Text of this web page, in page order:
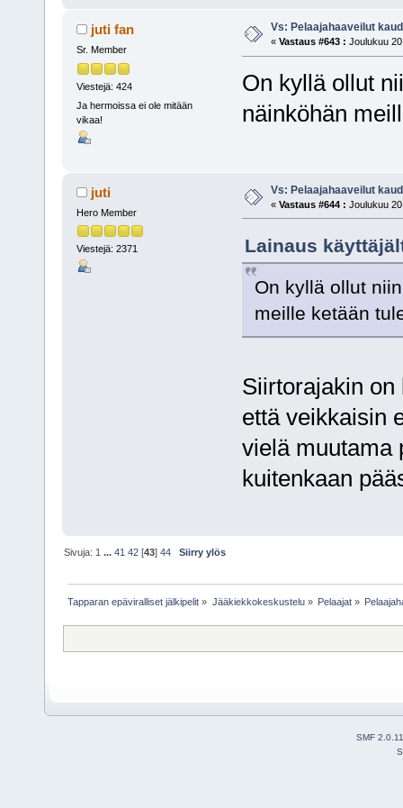
juti fan
Sr. Member
Viestejä: 424
Ja hermoissa ei ole mitään
vikaa!
Vs: Pelaajahaaveilut
« Vastaus #643 : Joulukuu
On kyllä ollut
näinköhän
juti
Hero Member
Viestejä: 2371
Vs: Pelaajahaaveilut
« Vastaus #644 : Joulukuu
Lainaus
On kyllä ollut
meille ketään
Siirtorajakin on
että veikkaisin
vielä muutama
kuitenkaan
Sivuja: 1 ...41 42 [43]44 Siirry ylös
Tapparan epäviralliset jälkipelit » Jääkiekkokeskustelu» Pelaajat»
SMF 2.0.11